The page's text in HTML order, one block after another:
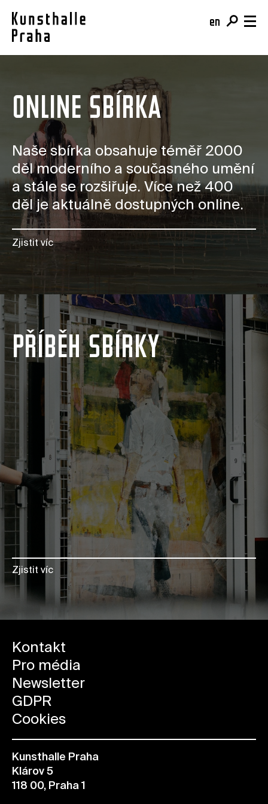
en
Naplánujte si návštěvu
Kupte si vstupenku
Café
Program
Výstavy
Akce
Kurzy
Pro školy
Pro firmy
O nás
Tým a mise
Budova
Online sbírka
Kunsthalle Digital
Publikace
Rezidence & Open Calls
Shop
Členství
Darujte
Novinky
Pro média
Pronájem prostor
Volné pozice
ONLINE SBÍRKA
Naše sbírka obsahuje téměř 2000
děl moderního a současného umění
a stále se rozšiřuje. Více než 400
děl je aktuálně dostupných online.
Zjistit víc
PŘÍBĚH SBÍRKY
Zjistit víc
Kontakt
Pro média
Newsletter
GDPR
Cookies
Kunsthalle Praha
Klárov 5
118 00, Praha 1